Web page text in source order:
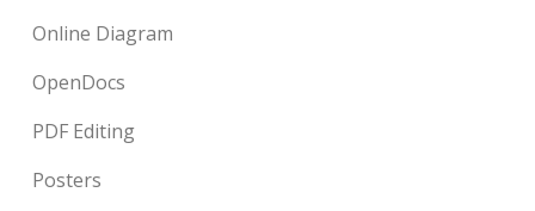
Online Diagram
OpenDocs
PDF Editing
Posters